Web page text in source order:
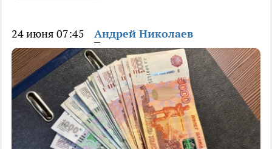
24 июня 07:45 Андрей Николаев